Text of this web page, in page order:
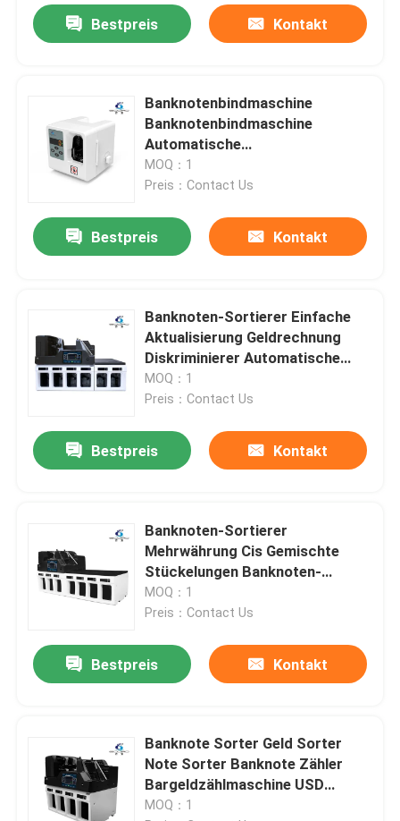
Startseite
Produkte
Bestpreis Kontakt
Banknotenbindmaschine
Banknotenbindmaschine
Automatische
Banknotenbindmaschine
Währungsbindmaschine
MOQ：1
Preis：Contact Us
Bestpreis Kontakt
Banknoten-Sortierer Einfache
Aktualisierung Geldrechnung
Diskriminierer Automatische
Note
MOQ：1
Preis：Contact Us
Bestpreis Kontakt
Banknoten-Sortierer
Mehrwährung Cis Gemischte
Stückelungen Banknoten-
Sortiermaschine Wert von
Rechnungen Geldzähler
MOQ：1
Preis：Contact Us
Bestpreis Kontakt
Banknote Sorter Geld Sorter
Note Sorter Banknote Zähler
Bargeldzählmaschine USD
Mehrwährungszählung Sortieren
MOQ：1